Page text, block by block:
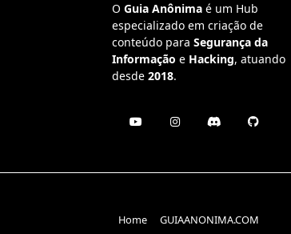
O Guia Anônima é um Hub
especializado em criação de
conteúdo para Segurança da
Informação e Hacking, atuando
desde 2018.
Home GUIAANONIMA.COM